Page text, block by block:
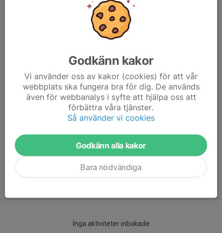
Här hamnar automatiskt de senaste nyheterna på hemsidan. För
att kunna börja administrera hemsidan loggar du in högst upp till
/Svenskalag.se
Inga aktiviteter inbokade
Godkänn kakor
Vi använder oss av kakor (cookies) för att vår
webbplats ska fungera bra för dig. De används
även för webbanalys i syfte att hjälpa oss att
förbättra våra tjänster.
Så använder vi cookies
Godkänn alla kakor
Bara nödvändiga